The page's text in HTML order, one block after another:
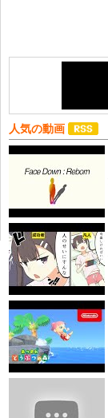
人気の動画